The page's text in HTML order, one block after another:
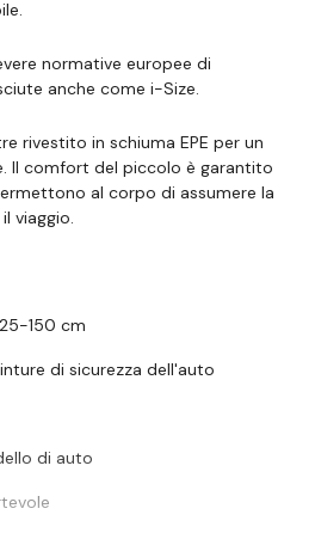
normative europee di
anche come i-Size.
rivestito in schiuma EPE per un
Il comfort del piccolo è garantito
al corpo di assumere la
viaggio.
150 cm
di sicurezza dell'auto
di auto